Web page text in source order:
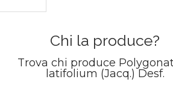
Chi la produce?
Trova chi produce
latifolium (Jacq.) Desf.